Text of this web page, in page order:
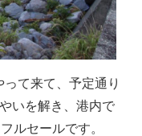
て来て、予定通り
いを解き、港内で
ルセールです。